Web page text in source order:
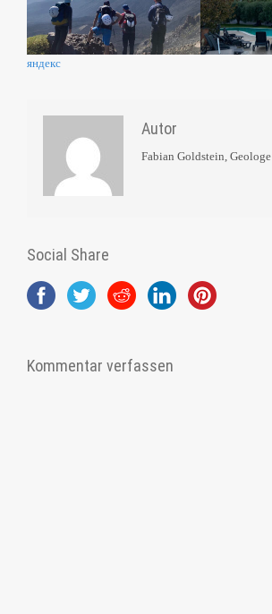
яндекс
Autor
Fabian Goldstein, Geologe
Social Share
Kommentar verfassen